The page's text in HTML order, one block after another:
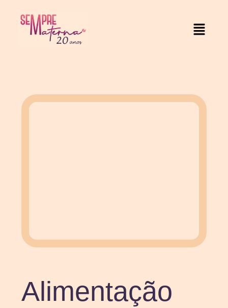
Alimentação